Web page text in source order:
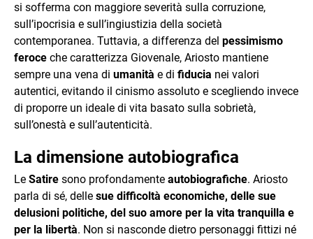
si sofferma con maggiore severità sulla corruzione,
sull’ipocrisia e sull’ingiustizia della società
contemporanea. Tuttavia, a differenza del pessimismo
feroce che caratterizza Giovenale, Ariosto mantiene
sempre una vena di umanità e di fiducia nei valori
autentici, evitando il cinismo assoluto e scegliendo invece
di proporre un ideale di vita basato sulla sobrietà,
sull’onestà e sull’autenticità.
La dimensione autobiografica
Le Satire sono profondamente autobiografiche. Ariosto
parla di sé, delle sue difficoltà economiche, delle sue
delusioni politiche, del suo amore per la vita tranquilla e
per la libertà. Non si nasconde dietro personaggi fittizi né